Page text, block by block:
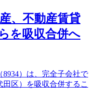
、不動産賃貸
を吸収合併へ
）は、完全子会社で
区）を吸収合併するこ